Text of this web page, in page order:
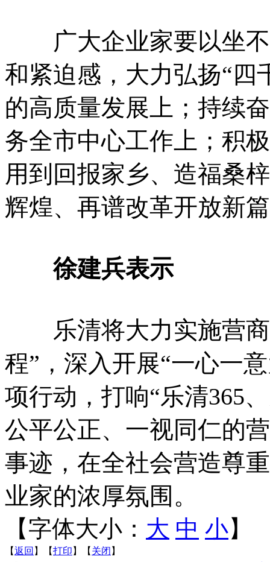
广大企业家要以坐不
和紧迫感，大力弘扬“四
的高质量发展上；持续
务全市中心工作上；积
用到回报家乡、造福桑
辉煌、再谱改革开放新
徐建兵表示
乐清将大力实施营商
程”，深入开展“一心一
项行动，打响“乐清365
公平公正、一视同仁的
事迹，在全社会营造尊
业家的浓厚氛围。
【字体大小： 大 中 小】
【返回 】【打印 】【 关闭 】